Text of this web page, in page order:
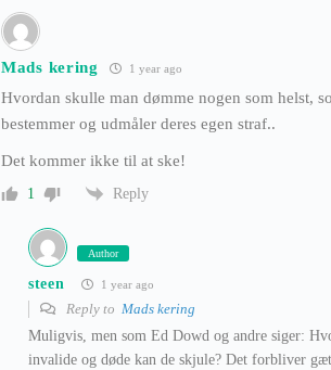
Mads kering 1 year ago
Hvordan skulle man dømme nogen som helst,
bestemmer og udmåler deres egen straf..
Det kommer ikke til at ske!
1 Reply
Author
steen 1 year ago
Reply to Mads kering
Muligvis, men som Ed Dowd og andre siger:
invalide og døde kan de skjule? Det forbliver